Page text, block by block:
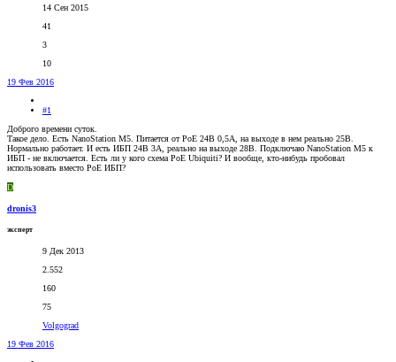
14 Сен 2015
41
3
10
19 Фев 2016
#1
Доброго времени суток.
Такое дело. Есть NanoStation M5. Питается от PoE 24В 0,5А, на выходе в нем реально 25В.
Нормально работает. И есть ИБП 24В 3А, реально на выходе 28В. Подключаю NanoStation M5 к
ИБП - не включается. Есть ли у кого схема PoE Ubiquiti? И вообще, кто-нибудь пробовал
использовать вместо PoE ИБП?
D
dronis3
эксперт
9 Дек 2013
2.552
160
75
Volgograd
19 Фев 2016